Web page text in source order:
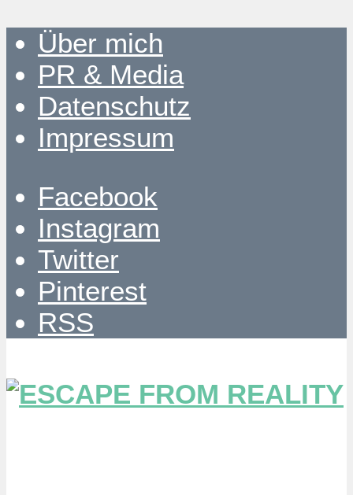
Über mich
PR & Media
Datenschutz
Impressum
Facebook
Instagram
Twitter
Pinterest
RSS